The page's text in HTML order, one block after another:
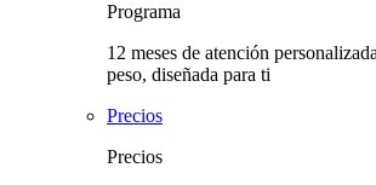
Programa
12 meses de atención
peso, diseñada para ti
Precios
Precios